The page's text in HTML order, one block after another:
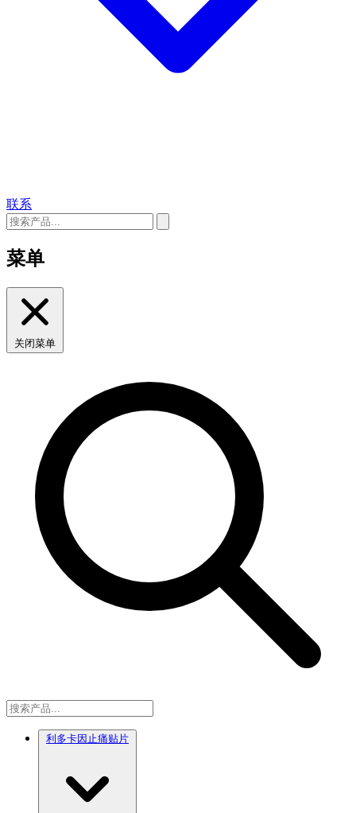
联系
菜单
关闭菜单
利多卡因止痛贴片